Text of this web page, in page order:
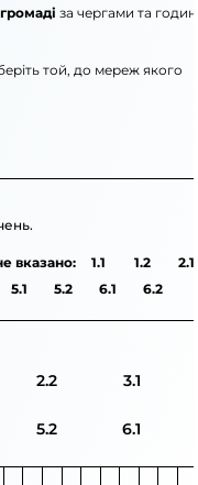
за чергами та
той, до мереж якого
вказано: 1.1 1.2
2.1
5.1 5.2 6.1 6.2
2.2 3.1
5.2 6.1